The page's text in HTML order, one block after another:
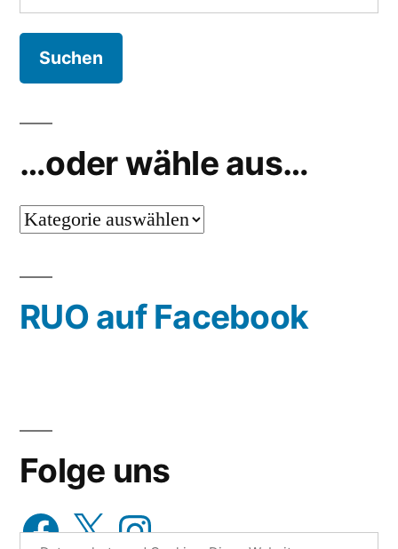
nach:
…oder wähle aus…
…
aus…
RUO auf Facebook
Folge uns
Facebook
X Instagram